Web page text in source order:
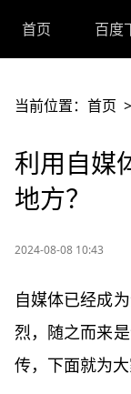
首页 百度
当前位置： 首页 >
利用自媒
地方？
2024-08-08 10:43
自媒体已经成
烈，随之而来
传，下面就为